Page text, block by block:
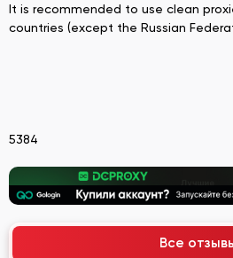
It is recommended to use clean
countries (except the Russian
5384
Все